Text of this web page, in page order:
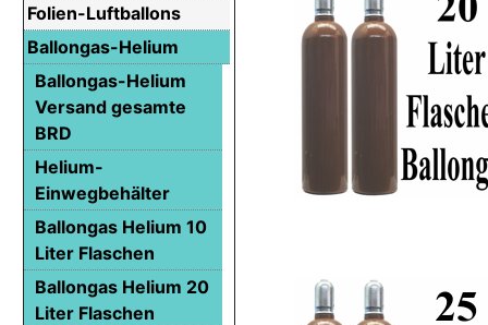
Folien-Luftballons
Ballongas-Helium
Ballongas-Helium
Versand gesamte
BRD
Helium-
Einwegbehälter
Ballongas Helium 10
Liter Flaschen
Ballongas Helium 20
Liter Flaschen